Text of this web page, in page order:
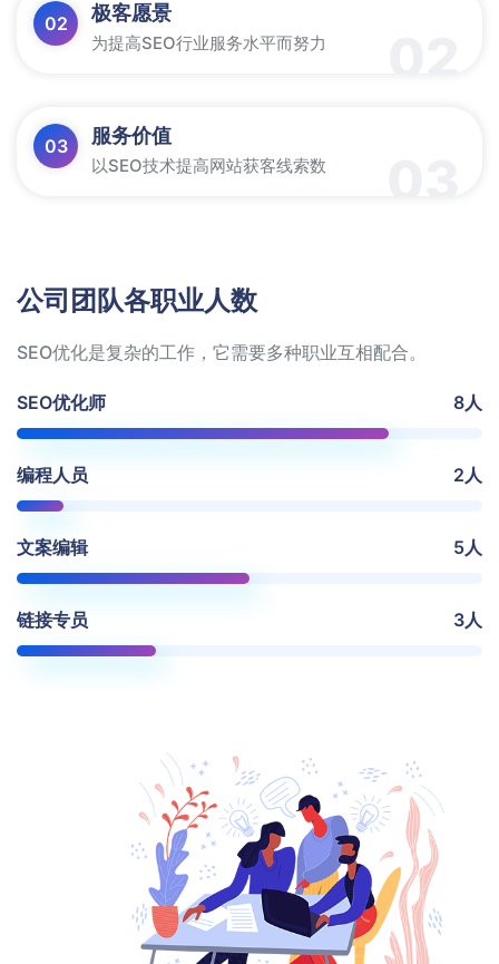
02 极客愿景
为提高SEO行业服务水平而努力
03 服务价值
以SEO技术提高网站获客线索数
公司团队各职业人数
SEO优化是复杂的工作，它需要多种职业互相配合。
SEO优化师 8人
编程人员 2人
文案编辑 5人
链接专员 3人